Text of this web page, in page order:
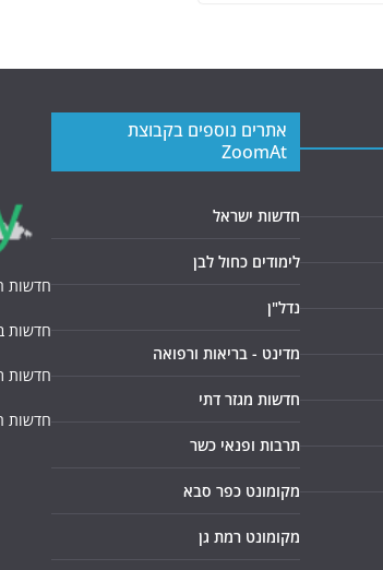
אתרים נוספים בקבוצת
ZoomAt
חדשות ישראל
לימודים כחול לבן
נדל"ן
מדינט - בריאות ורפואה
חדשות מגזר דתי
תרבות ופנאי כשר
מקומונט כפר סבא
מקומונט רמת גן
חדשות
חדשות
חדשות
חדשות